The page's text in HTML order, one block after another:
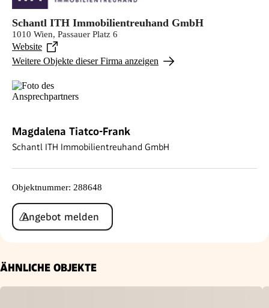
Schantl ITH Immobilientreuhand GmbH
1010 Wien, Passauer Platz 6
Website
Weitere Objekte dieser Firma anzeigen
Magdalena Tiatco-Frank
Schantl ITH Immobilientreuhand GmbH
Objektnummer: 288648
Angebot melden
ÄHNLICHE OBJEKTE